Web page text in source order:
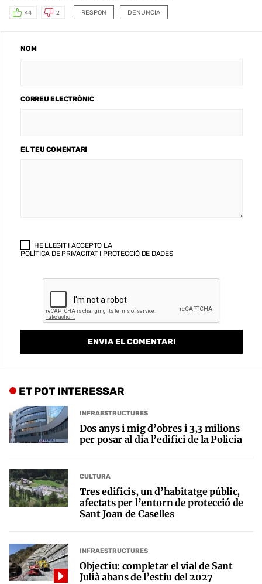
RESPON
44 2 DENUNCIA
NOM
CORREU ELECTRÒNIC
EL TEU COMENTARI
HE LLEGIT I ACCEPTO LA
POLÍTICA DE PRIVACITAT I PROTECCIÓ DE DADES
ET POT INTERESSAR
INFRAESTRUCTURES
Dos anys i mig d’obres i 3,3 milions
per posar al dia l’edifici de la Policia
CULTURA
Tres edificis, un d’habitatge públic,
afectats per l’entorn de protecció de
Sant Joan de Caselles
INFRAESTRUCTURES
Objectiu: completar el vial de Sant
Julià abans de l’estiu del 2027